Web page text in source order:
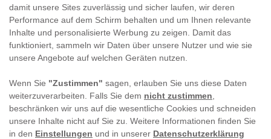
damit unsere Sites zuverlässig und sicher laufen, wir deren
Performance auf dem Schirm behalten und um Ihnen relevante
Inhalte und personalisierte Werbung zu zeigen. Damit das
funktioniert, sammeln wir Daten über unsere Nutzer und wie sie
unsere Angebote auf welchen Geräten nutzen.
Wenn Sie "Zustimmen" sagen, erlauben Sie uns diese Daten
weiterzuverarbeiten. Falls Sie dem nicht zustimmen
beschränken wir uns auf die wesentliche Cookies und schneiden
unsere Inhalte nicht auf Sie zu. Weitere Informationen finden Sie
in den Einstellungen und in unserer Datenschutzerklärung